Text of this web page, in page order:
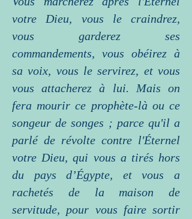
votre Dieu, vous le craindrez,
vous garderez ses
commandements, vous obéirez à
sa voix, vous le servirez, et vous
vous attacherez à lui. Mais on
fera mourir ce prophète-là ou ce
songeur de songes ; parce qu'il a
parlé de révolte contre l'Éternel
votre Dieu, qui vous a tirés hors
du pays d’Égypte, et vous a
rachetés de la maison de
servitude, pour vous faire sortir